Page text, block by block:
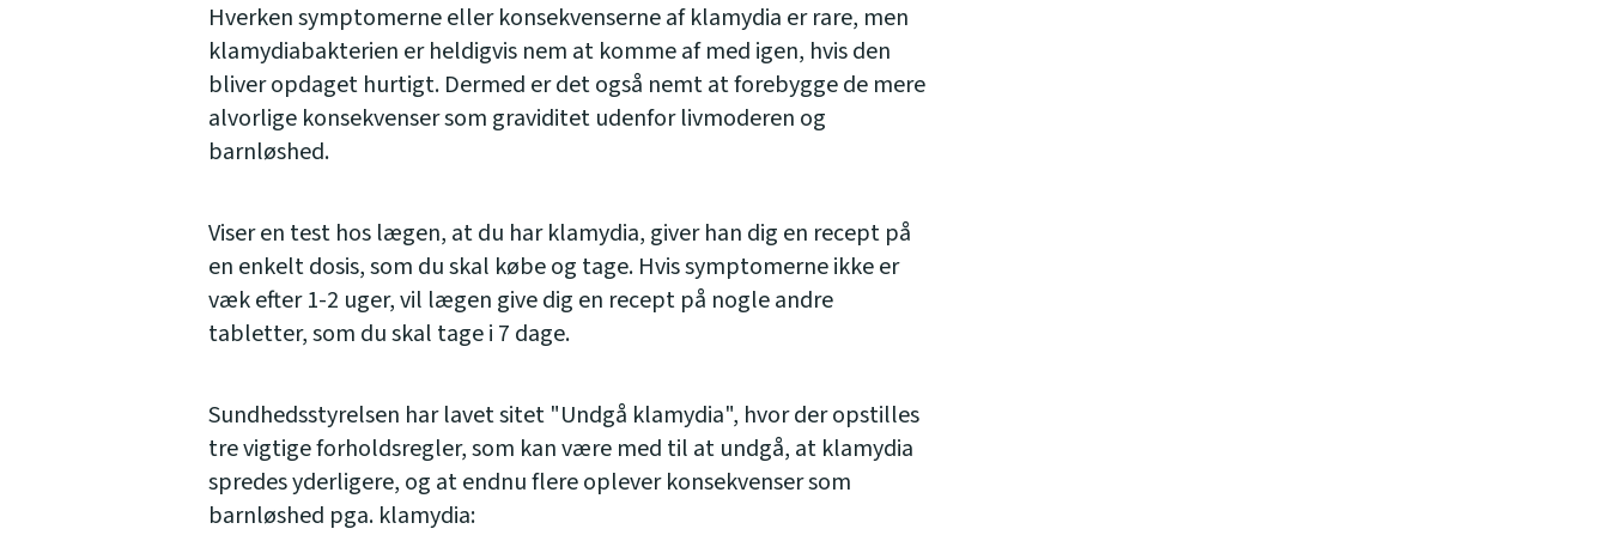
Hverken symptomerne eller konsekvenserne af klamydia er rare, men
klamydiabakterien er heldigvis nem at komme af med igen, hvis den
bliver opdaget hurtigt. Dermed er det også nemt at forebygge de mere
alvorlige konsekvenser som graviditet udenfor livmoderen og
barnløshed.
Viser en test hos lægen, at du har klamydia, giver han dig en recept på
en enkelt dosis, som du skal købe og tage. Hvis symptomerne ikke er
væk efter 1-2 uger, vil lægen give dig en recept på nogle andre
tabletter, som du skal tage i 7 dage.
Sundhedsstyrelsen har lavet sitet "Undgå klamydia", hvor der opstilles
tre vigtige forholdsregler, som kan være med til at undgå, at klamydia
spredes yderligere, og at endnu flere oplever konsekvenser som
barnløshed pga. klamydia: